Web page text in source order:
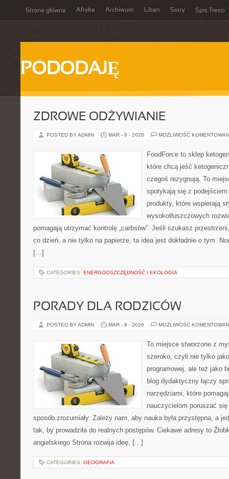
Strona główna Afryka Archiwum Liban Sorry Spis Treści
PODODAJĘ
ZDROWE ODŻYWIANIE
POSTED BY ADMIN MAR - 9 - 2026 MOŻLIWOŚĆ
FoodForce to sklep
które chcą jeść
czegoś rezygnują. To
spotykają się z
produkty, które wspierają
wysokotłuszczowych
pomagają utrzymać kontrolę „carbsów”. Jeśli szukasz
co dzień, a nie tylko na papierze, ta idea jest dokładnie o tym.
[…]
CATEGORIES: ENERGOOSZCZĘDNOŚĆ I EKOLOGIA
PORADY DLA RODZICÓW
POSTED BY ADMIN MAR - 8 - 2026 MOŻLIWOŚĆ
To miejsce stworzone z
szeroko, czyli nie tylko
programowej, ale też jako
blog dydaktyczny łączy
narzędziami, które
nauczycielom poruszać
sposób zrozumiały. Zależy nam, aby nauka była przystępna, a
tak, by prowadziła do realnych postępów. Ciekawe adresy to
angielskiego Strona rozwija ideę, […]
CATEGORIES: GEOGRAFIA